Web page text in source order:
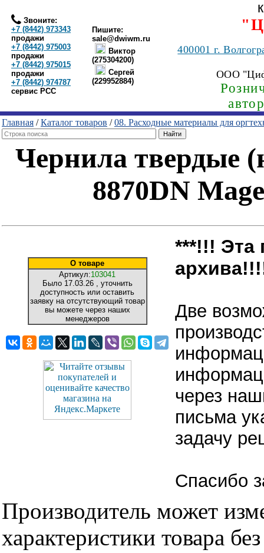
Звоните:
+7 (8442) 973343
продажи
+7 (8442) 975003
продажи
+7 (8442) 975015
продажи
+7 (8442) 974787
сервис РСС
Пишите:
sale@dwiwm.ru
Виктор
(275304200)
Сергей
(229952884)
400001г.
ООО
Главная /Каталог товаров /08. Расходные материалы для
Чернила твердые
8870DN
О товаре
Артикул:103041
Было 17.03.26 , уточнить
доступность или оставить
заявку на отсутствующий товар
вы можете через наших
менеджеров
***!!! Эта
Две
через
письма
задачу
Спасибо
Производитель может
характеристики товара